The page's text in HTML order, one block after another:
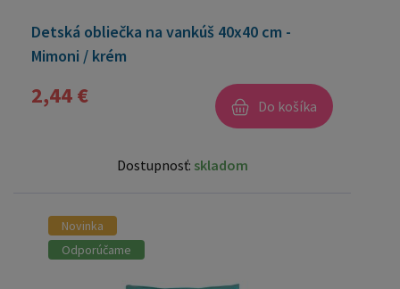
Detská obliečka na vankúš 40x40 cm -
Mimoni / krém
2,44 € Do košíka
Dostupnosť: skladom
Novinka
Odporúčame